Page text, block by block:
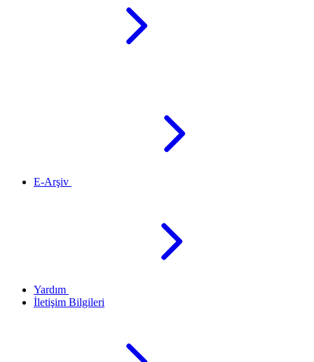
E-Arşiv
Yardım
İletişim Bilgileri